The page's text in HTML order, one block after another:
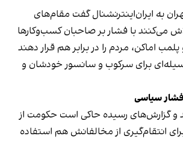
به ایران‌اینترنشنال گفت مقام‌های
می‌کنند با فشار بر صاحبان کسب‌وکارها
اماکن، مردم را در برابر هم قرار دهند
وسیله‌ای برای سرکوب و سانسور خودشان و
فشار سیاسی
و گزارش‌های رسیده حاکی است حکومت از
انتقام‌گیری از مخالفانش هم استفاده